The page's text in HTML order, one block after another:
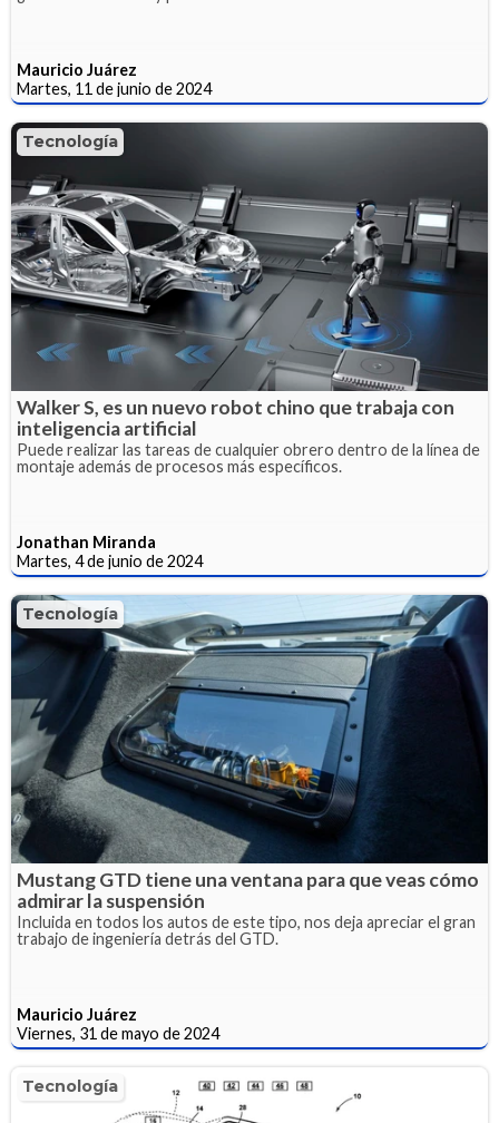
Mauricio Juárez
Martes, 11 de junio de 2024
Tecnología
Walker S, es un nuevo robot chino que trabaja con
inteligencia artificial
Puede realizar las tareas de cualquier obrero dentro de la línea de
montaje además de procesos más específicos.
Jonathan Miranda
Martes, 4 de junio de 2024
Tecnología
Mustang GTD tiene una ventana para que veas cómo
admirar la suspensión
Incluida en todos los autos de este tipo, nos deja apreciar el gran
trabajo de ingeniería detrás del GTD.
Mauricio Juárez
Viernes, 31 de mayo de 2024
Tecnología